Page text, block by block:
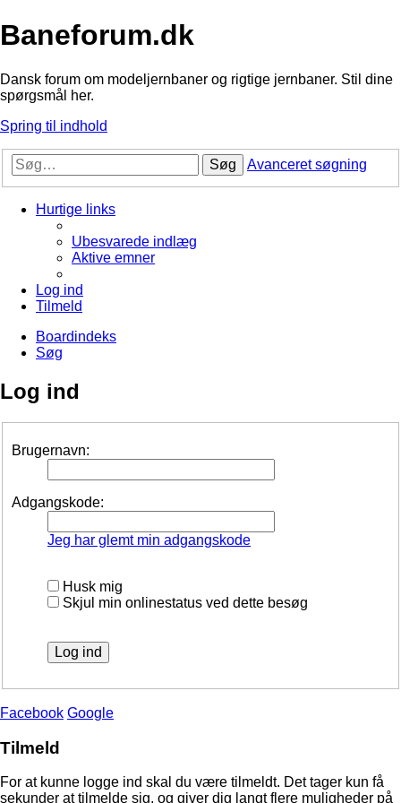
Baneforum.dk
Dansk forum om modeljernbaner og rigtige jernbaner. Stil dine
spørgsmål her.
Spring til indhold
Søg Avanceret søgning
Hurtige links
Ubesvarede indlæg
Aktive emner
Log ind
Tilmeld
Boardindeks
Søg
Log ind
Brugernavn:
Adgangskode:
Jeg har glemt min adgangskode
Husk mig
Skjul min onlinestatus ved dette besøg
Facebook Google
Tilmeld
For at kunne logge ind skal du være tilmeldt. Det tager kun få
sekunder at tilmelde sig, og giver dig langt flere muligheder på